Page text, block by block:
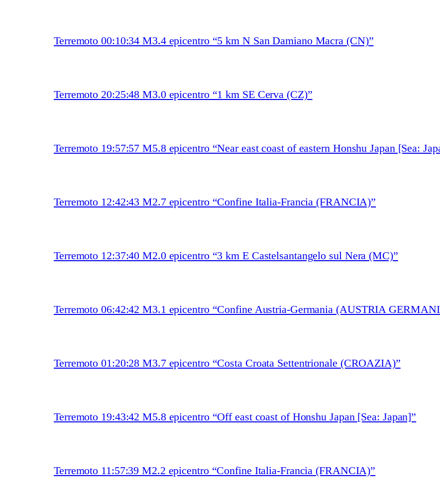
Terremoto 00:10:34 M3.4 epicentro “5 km N San Damiano Macra (CN)”
Terremoto 20:25:48 M3.0 epicentro “1 km SE Cerva (CZ)”
Terremoto 19:57:57 M5.8 epicentro “Near east coast of eastern Honshu Japan [Sea:
Terremoto 12:42:43 M2.7 epicentro “Confine Italia-Francia (FRANCIA)”
Terremoto 12:37:40 M2.0 epicentro “3 km E Castelsantangelo sul Nera (MC)”
Terremoto 06:42:42 M3.1 epicentro “Confine Austria-Germania (AUSTRIA
Terremoto 01:20:28 M3.7 epicentro “Costa Croata Settentrionale (CROAZIA)”
Terremoto 19:43:42 M5.8 epicentro “Off east coast of Honshu Japan [Sea: Japan]”
Terremoto 11:57:39 M2.2 epicentro “Confine Italia-Francia (FRANCIA)”